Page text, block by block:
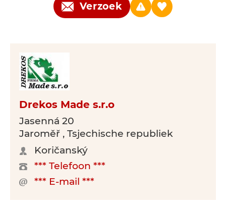
Verzoek
Drekos Made s.r.o
Jasenná 20
Jaroměř , Tsjechische republiek
Koričanský
*** Telefoon ***
*** E-mail ***